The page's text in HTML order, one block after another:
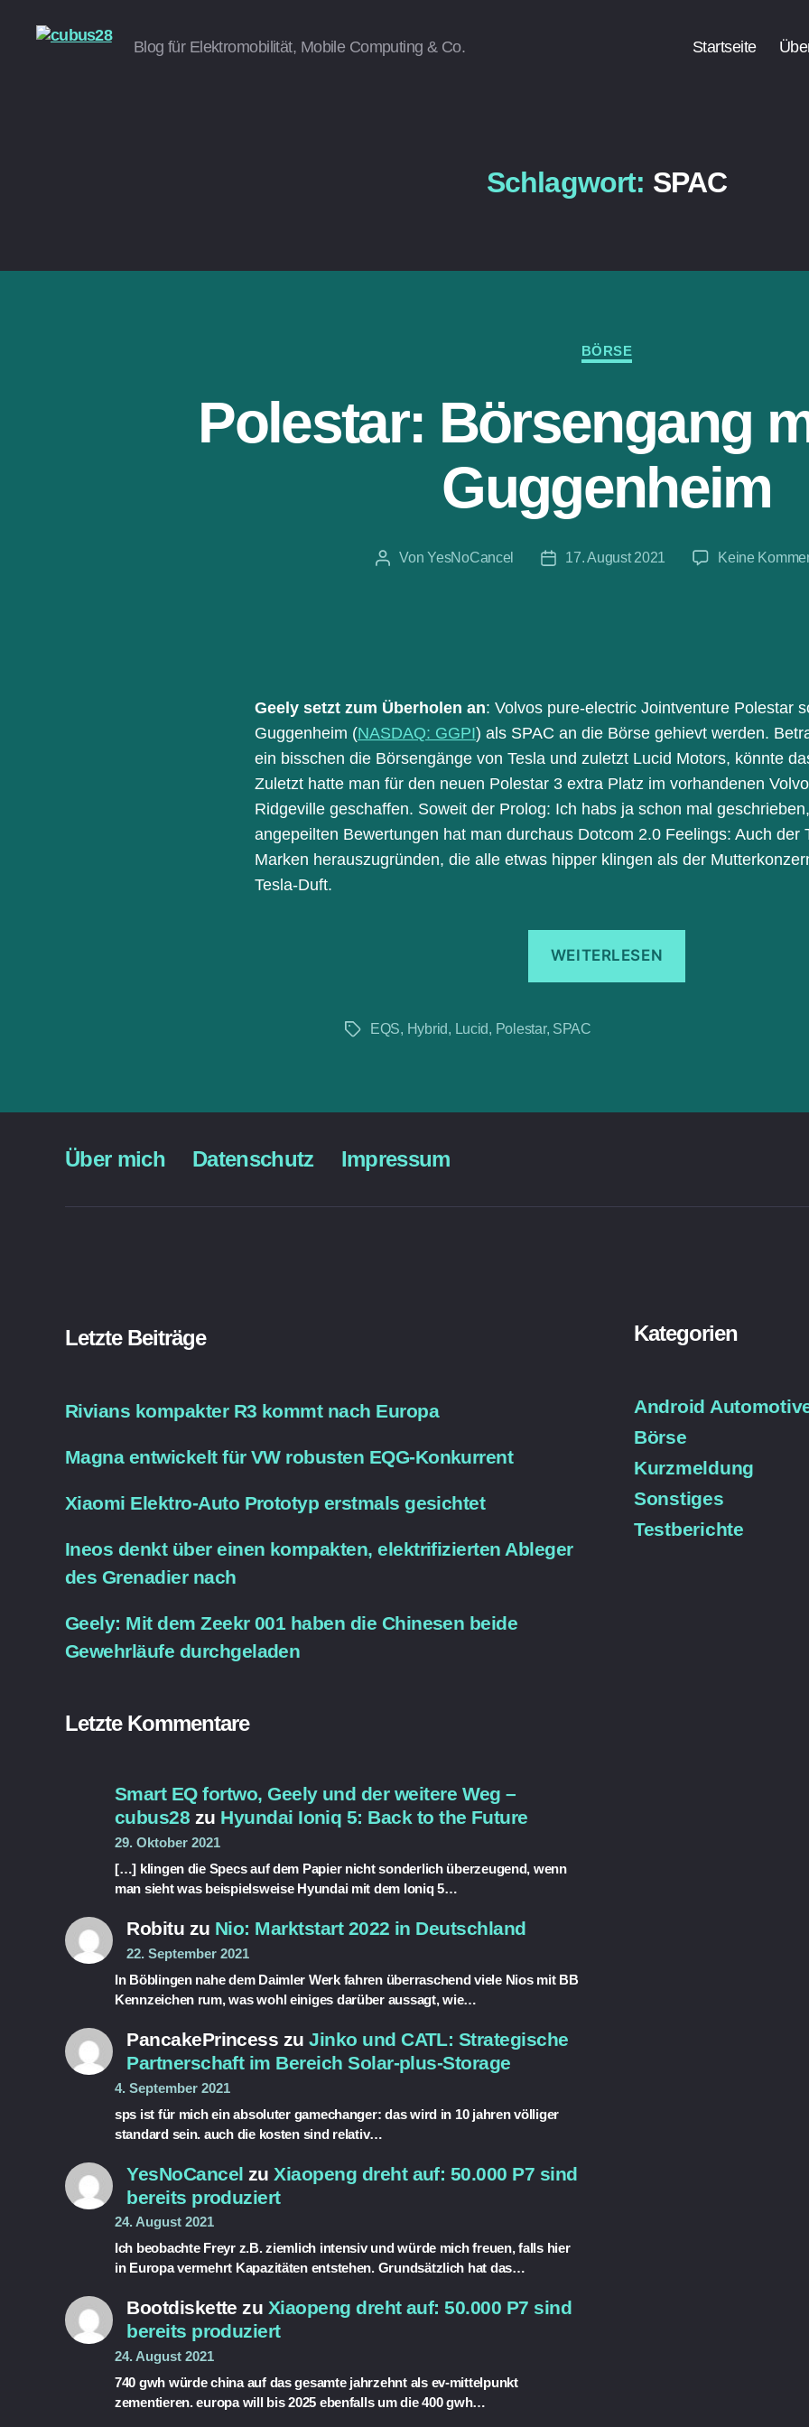
Blog für Elektromobilität, Mobile Computing & Co. Startseite
Schlagwort: SPAC
Kategorien
BÖRSE
Polestar: Börsengang
Guggenheim
Beitragsautor
VonYesNoCancel Beitragsdatum
17. August 2021 Keine
Geely setzt zum Überholen an: Volvos pure-electric Jointventure Polestar
Guggenheim (NASDAQ: GGPI) als SPAC an die Börse gehievt werden.
ein bisschen die Börsengänge von Tesla und zuletzt Lucid Motors, könnte
Zuletzt hatte man für den neuen Polestar 3 extra Platz im vorhandenen
Ridgeville geschaffen. Soweit der Prolog: Ich habs ja schon mal
angepeilten Bewertungen hat man durchaus Dotcom 2.0 Feelings: Auch der
Marken herauszugründen, die alle etwas hipper klingen als der
Tesla-Duft.
WEITERLESEN
Schlagwörter
EQS, Hybrid, Lucid, Polestar, SPAC
Über mich Datenschutz Impressum
Letzte Beiträge
Rivians kompakter R3 kommt nach Europa
Magna entwickelt für VW robusten EQG-Konkurrent
Xiaomi Elektro-Auto Prototyp erstmals gesichtet
Ineos denkt über einen kompakten, elektrifizierten Ableger
des Grenadier nach
Geely: Mit dem Zeekr 001 haben die Chinesen beide
Gewehrläufe durchgeladen
Letzte Kommentare
Smart EQ fortwo, Geely und der weitere Weg –
cubus28 zu Hyundai Ioniq 5: Back to the Future
29. Oktober 2021
[…] klingen die Specs auf dem Papier nicht sonderlich überzeugend, wenn
man sieht was beispielsweise Hyundai mit dem Ioniq 5…
Robitu zu Nio: Marktstart 2022 in Deutschland
22. September 2021
In Böblingen nahe dem Daimler Werk fahren überraschend viele Nios mit BB
Kennzeichen rum, was wohl einiges darüber aussagt, wie…
PancakePrincess zuJinko und CATL: Strategische
Partnerschaft im Bereich Solar-plus-Storage
4. September 2021
sps ist für mich ein absoluter gamechanger: das wird in 10 jahren völliger
standard sein. auch die kosten sind relativ…
YesNoCancel zu Xiaopeng dreht auf: 50.000 P7 sind
bereits produziert
24. August 2021
Ich beobachte Freyr z.B. ziemlich intensiv und würde mich freuen, falls hier
in Europa vermehrt Kapazitäten entstehen. Grundsätzlich hat das…
Bootdiskette zu Xiaopeng dreht auf: 50.000 P7 sind
bereits produziert
24. August 2021
740 gwh würde china auf das gesamte jahrzehnt als ev-mittelpunkt
zementieren. europa will bis 2025 ebenfalls um die 400 gwh…
Kategorien
Android
Börse
Kurzmeldung
Sonstiges
Testberichte